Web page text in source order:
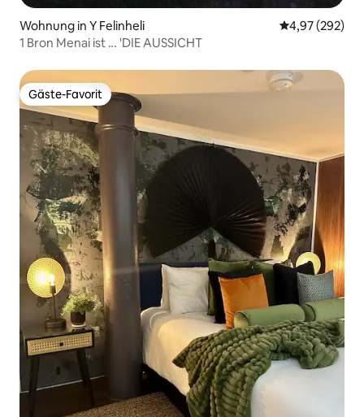
Wohnung in Y Felinheli
4,97 (292)
1 Bron Menai ist … 'DIE AUSSICHT
Gäste-Favorit
Gäste-Favorit